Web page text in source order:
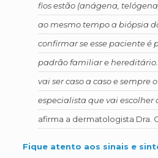
fios estão (anágena,
ao mesmo tempo a biópsia
confirmar se esse paciente é
padrão familiar e
vai ser caso a caso e sempre
especialista que vai escolher
afirma a dermatologista Dra.
Fique atento aos sinais e